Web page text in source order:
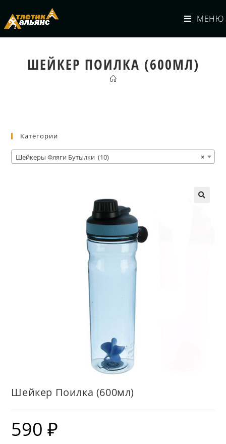
МЕНЮ
ШЕЙКЕР ПОИЛКА (600МЛ)
Категории
×
Шейкеры Фляги Бутылки (10)
Шейкер Поилка (600мл)
590₽